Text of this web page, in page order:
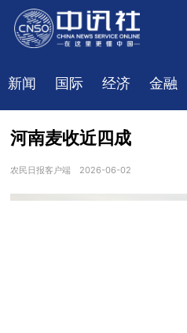
新闻 国际 经济 金融
河南麦收近四成
农民日报客户端 2026-06-02